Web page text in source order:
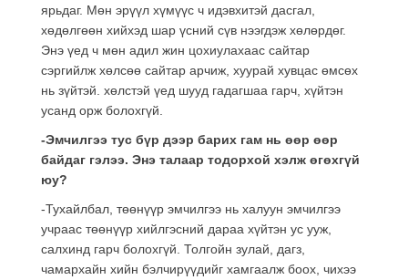
ярьдаг. Мөн эрүүл хүмүүс ч идэвхитэй дасгал,
хөдөлгөөн хийхэд шар үсний сүв нээгдэж хөлөрдөг.
Энэ үед ч мөн адил жин цохиулахаас сайтар
сэргийлж хөлсөө сайтар арчиж, хуурай хувцас өмсөх
нь зүйтэй. хөлстэй үед шууд гадагшаа гарч, хүйтэн
усанд орж болохгүй.
-Эмчилгээ тус бүр дээр барих гам нь өөр өөр
байдаг гэлээ. Энэ талаар тодорхой хэлж өгөхгүй
юу?
-Тухайлбал, төөнүүр эмчилгээ нь халуун эмчилгээ
учраас төөнүүр хийлгэсний дараа хүйтэн ус ууж,
салхинд гарч болохгүй. Толгойн зулай, дагз,
чамархайн хийн бэлчирүүдийг хамгаалж боох, чихээ